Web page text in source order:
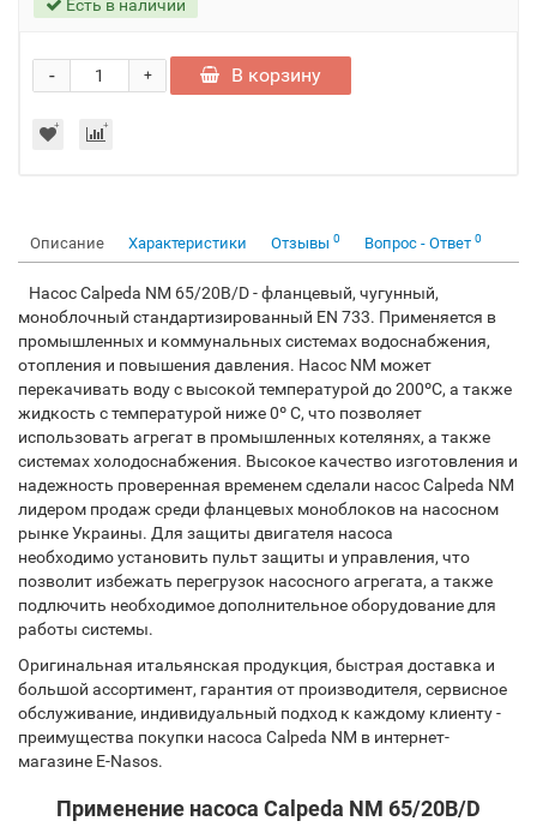
Есть в наличии
+
- В корзину
Описание Характеристики Отзывы 0 Вопрос - Ответ 0
Насос Calpeda NM 65/20B/D - фланцевый, чугунный,
моноблочный стандартизированный EN 733. Применяется в
промышленных и коммунальных системах водоснабжения,
отопления и повышения давления. Насос NM может
перекачивать воду с высокой температурой до 200ºC, а также
жидкость с температурой ниже 0º C, что позволяет
использовать агрегат в промышленных котелянях, а также
системах холодоснабжения. Высокое качество изготовления и
надежность проверенная временем сделали насос Calpeda NM
лидером продаж среди фланцевых моноблоков на насосном
рынке Украины. Для защиты двигателя насоса
необходимо установить пульт защиты и управления, что
позволит избежать перегрузок насосного агрегата, а также
подлючить необходимое дополнительное оборудование для
работы системы.
Оригинальная итальянская продукция, быстрая доставка и
большой ассортимент, гарантия от производителя, сервисное
обслуживание, индивидуальный подход к каждому клиенту -
преимущества покупки насоса Calpeda NM в интернет-
магазине E-Nasos.
Применение насоса Calpeda NM 65/20B/D